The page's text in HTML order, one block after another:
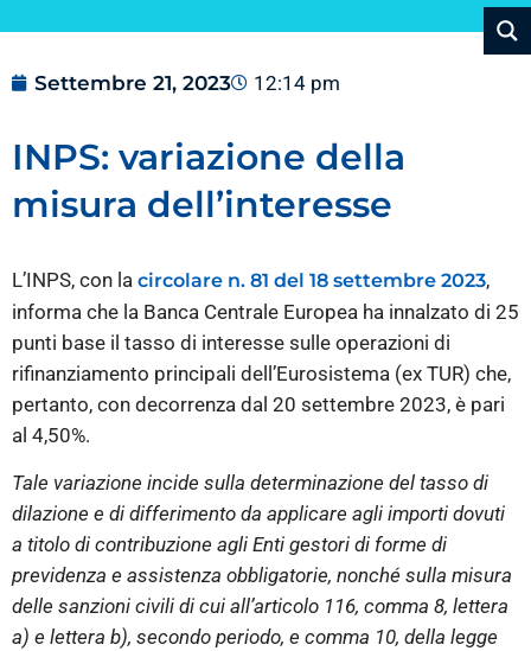
Settembre 21, 2023 12:14 pm
INPS: variazione della
misura dell’interesse
L’INPS, con la circolare n. 81 del 18 settembre 2023,
informa che la Banca Centrale Europea ha innalzato di 25
punti base il tasso di interesse sulle operazioni di
rifinanziamento principali dell’Eurosistema (ex TUR) che,
pertanto, con decorrenza dal 20 settembre 2023, è pari
al 4,50%.
Tale variazione incide sulla determinazione del tasso di
dilazione e di differimento da applicare agli importi dovuti
a titolo di contribuzione agli Enti gestori di forme di
previdenza e assistenza obbligatorie, nonché sulla misura
delle sanzioni civili di cui all’articolo 116, comma 8, lettera
a) e lettera b), secondo periodo, e comma 10, della legge